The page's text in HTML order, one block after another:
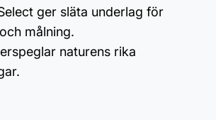
ger släta underlag för
målning.
naturens rika